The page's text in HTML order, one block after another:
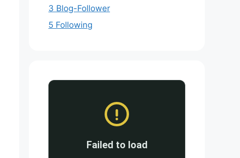
3 Blog-Follower
5 Following